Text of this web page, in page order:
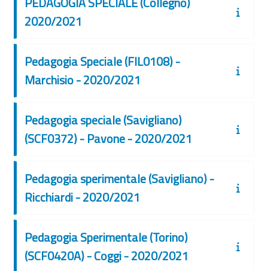
2020/2021
Pedagogia Speciale (FIL0108) -
Marchisio - 2020/2021
Pedagogia speciale (Savigliano)
(SCF0372) - Pavone - 2020/2021
Pedagogia sperimentale (Savigliano) -
Ricchiardi - 2020/2021
Pedagogia Sperimentale (Torino)
(SCF0420A) - Coggi - 2020/2021